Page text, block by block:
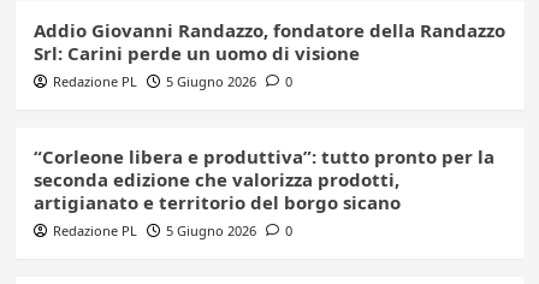
Addio Giovanni Randazzo, fondatore della Randazzo
Srl: Carini perde un uomo di visione
Redazione PL 5 Giugno 2026 0
“Corleone libera e produttiva”: tutto pronto per la
seconda edizione che valorizza prodotti,
artigianato e territorio del borgo sicano
Redazione PL 5 Giugno 2026 0